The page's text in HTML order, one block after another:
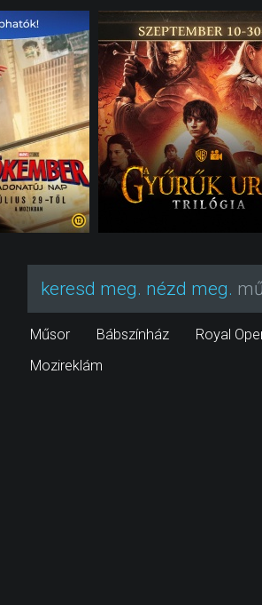
keresd meg. nézd meg.
Műsor Bábszínház Royal
Mozireklám